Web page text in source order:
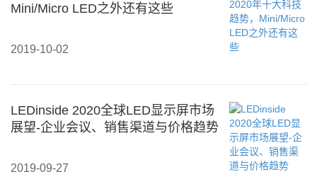
Mini/Micro LED之外还有这些
2019-10-02
LEDinside 2020全球LED显示屏市场
展望-企业会议、销售渠道与价格趋势
2019-09-27